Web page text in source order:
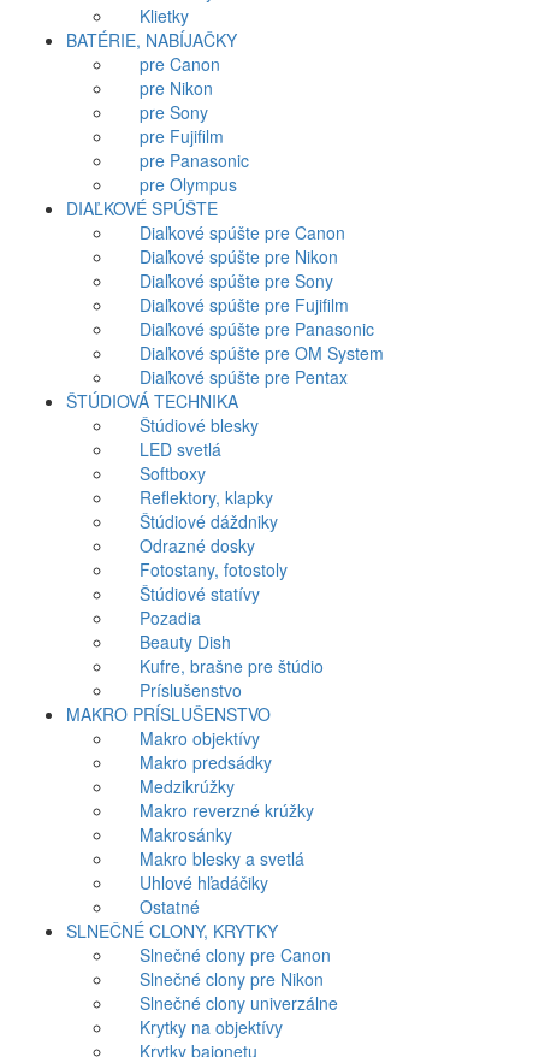
Klietky
BATÉRIE, NABÍJAČKY
pre Canon
pre Nikon
pre Sony
pre Fujifilm
pre Panasonic
pre Olympus
DIAĽKOVÉ SPÚŠTE
Diaľkové spúšte pre Canon
Diaľkové spúšte pre Nikon
Diaľkové spúšte pre Sony
Diaľkové spúšte pre Fujifilm
Diaľkové spúšte pre Panasonic
Diaľkové spúšte pre OM System
Diaľkové spúšte pre Pentax
ŠTÚDIOVÁ TECHNIKA
Štúdiové blesky
LED svetlá
Softboxy
Reflektory, klapky
Štúdiové dáždniky
Odrazné dosky
Fotostany, fotostoly
Štúdiové statívy
Pozadia
Beauty Dish
Kufre, brašne pre štúdio
Príslušenstvo
MAKRO PRÍSLUŠENSTVO
Makro objektívy
Makro predsádky
Medzikrúžky
Makro reverzné krúžky
Makrosánky
Makro blesky a svetlá
Uhlové hľadáčiky
Ostatné
SLNEČNÉ CLONY, KRYTKY
Slnečné clony pre Canon
Slnečné clony pre Nikon
Slnečné clony univerzálne
Krytky na objektívy
Krytky bajonetu